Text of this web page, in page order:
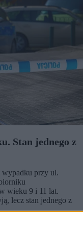
Stan jednego z
wypadku przy ul.
wieku 9 i 11 lat.
lecz stan jednego z